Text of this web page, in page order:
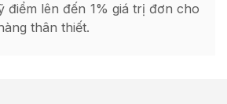
điểm lên đến 1% giá trị đơn cho
thân thiết.